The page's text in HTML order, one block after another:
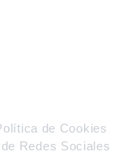
de Cookies
Redes Sociales